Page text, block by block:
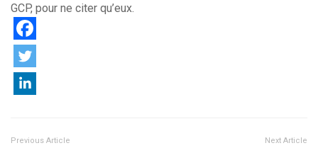
GCP, pour ne citer qu’eux.
Previous Article Next Article